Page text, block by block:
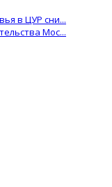
в ЦУР сни...
Мос...